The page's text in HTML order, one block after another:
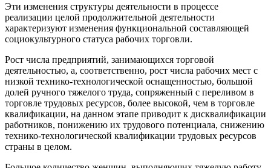
Эти изменения структуры деятельности в процессе
реализации целой продолжительной деятельности
характеризуют изменения функциональной составляющей
социокультурного статуса рабочих торговли.
Рост числа предприятий, занимающихся торговой
деятельностью, а, соответственно, рост числа рабочих мест с
низкой технико-технологической оснащенностью, большой
долей ручного тяжелого труда, сопряженный с переливом в
торговле трудовых ресурсов, более высокой, чем в торговле
квалификации, на данном этапе приводит к дисквалификации
работников, понижению их трудового потенциала, снижению
технико-технологической квалификации трудовых ресурсов
страны в целом.